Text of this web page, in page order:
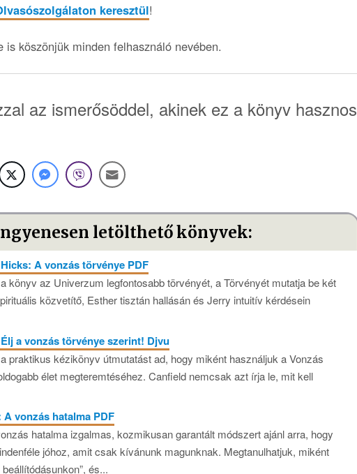
keresztül!
is köszönjük minden felhasználó nevében.
az ismerősöddel, akinek ez a könyv hasznos
letölthető könyvek:
A vonzás törvénye PDF
könyv az Univerzum legfontosabb törvényét, a Törvényét mutatja be két
közvetítő, Esther tisztán hallásán és Jerry intuitív kérdésein
a vonzás törvénye szerint! Djvu
praktikus kézikönyv útmutatást ad, hogy miként használjuk a Vonzás
élet megteremtéséhez. Canfield nemcsak azt írja le, mit kell
vonzás hatalma PDF
hatalma izgalmas, kozmikusan garantált módszert ajánl arra, hogy
jóhoz, amit csak kívánunk magunknak. Megtanulhatjuk, miként
és...